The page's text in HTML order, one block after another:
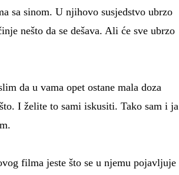
sa sinom. U njihovo susjedstvo ubrzo
nešto da se dešava. Ali će sve ubrzo
da u vama opet ostane mala doza
I želite to sami iskusiti. Tako sam i ja
filma jeste što se u njemu pojavljuje